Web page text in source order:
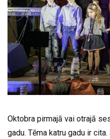
Oktobra pirmajā vai otrajā
gadu. Tēma katru gadu ir